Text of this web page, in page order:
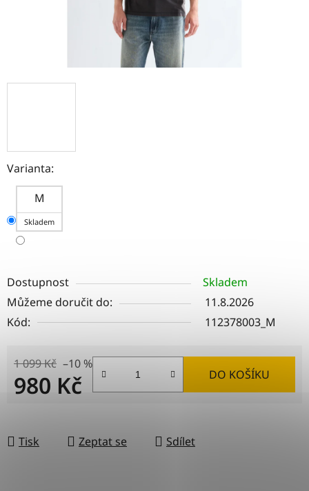
Varianta:
M
Skladem
Dostupnost
Skladem
Můžeme doručit do:
11.8.2026
Kód:
112378003_M
1 099 Kč –10 %
980 Kč DO KOŠÍKU
Tisk Zeptat se Sdílet